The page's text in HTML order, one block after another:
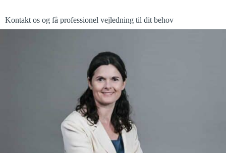
Kontakt os og få professionel vejledning til dit behov